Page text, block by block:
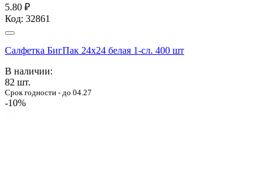
5.80 ₽
Код: 32861
Салфетка БигПак 24х24 белая 1-сл. 400 шт
В наличии:
82 шт.
Срок годности - до 04.27
-10%